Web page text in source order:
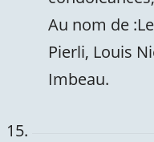
Au nom de
Pierli, Louis
Imbeau.